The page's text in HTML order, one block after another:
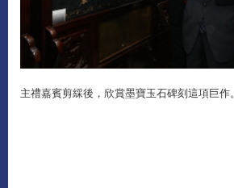
主禮嘉賓剪綵後，欣賞墨寶玉石碑刻這項巨作。